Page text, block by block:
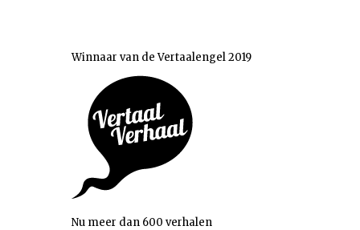
Winnaar van de Vertaalengel 2019
Nu meer dan 600 verhalen